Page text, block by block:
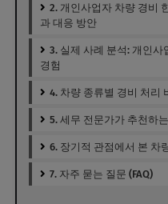
2. 개인사업자 차량 경비
과 대응 방안
3. 실제 사례 분석: 개인사
경험
4. 차량 종류별 경비 처리
5. 세무 전문가가 추천하
6. 장기적 관점에서 본 차
7. 자주 묻는 질문 (FAQ)